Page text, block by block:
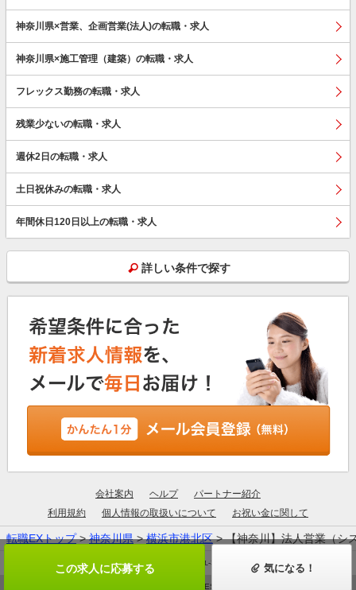
この求人に応募する 気になる！
神奈川県×営業、企画営業(法人)の転職・求人
神奈川県×施工管理（建築）の転職・求人
フレックス勤務の転職・求人
残業少ないの転職・求人
週休2日の転職・求人
土日祝休みの転職・求人
年間休日120日以上の転職・求人
詳しい条件で探す
会社案内 ヘルプ
パートナー紹介
利用規約
個人情報の取扱いについて お祝い金に関して
転職EXトップ>神奈川県>横浜市港北区> 【神奈川】法人営業（シ
厚生労働大臣許可：13-ユ-305190
© ZIGExN ALL RIGHTS RESERVED.